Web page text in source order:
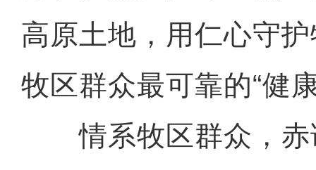
高原土地，用仁心守
牧区群众最可靠的“健
情系牧区群众，赤